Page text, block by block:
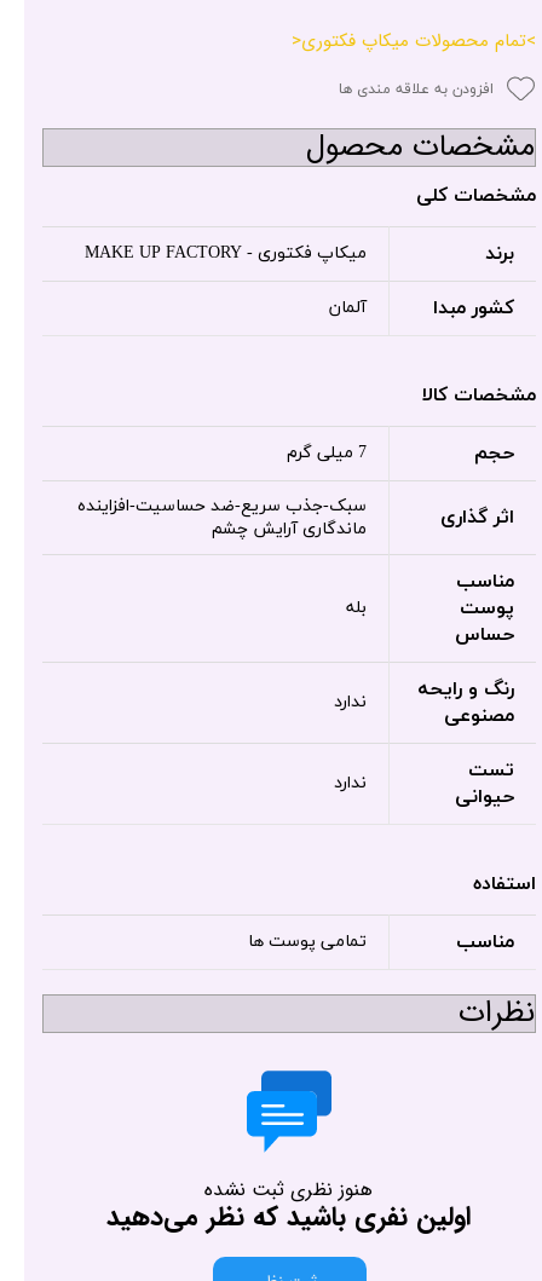
>تمام محصولات میکاپ فکتوری<
افزودن به علاقه مندی ها
مشخصات محصول
مشخصات کلی
برند میکاپ فکتوری - MAKE UP FACTORY
کشور مبدا آلمان
مشخصات کالا
حجم 7 میلی گرم
اثر گذاری
سبک-جذب سریع-ضد حساسیت-افزاینده
ماندگاری آرایش چشم
مناسب
پوست
حساس
بله
رنگ و رایحه
مصنوعی
ندارد
تست
حیوانی
ندارد
استفاده
مناسب تمامی پوست ها
نظرات
هنوز نظری ثبت نشده
اولین نفری باشید که نظر می‌دهید